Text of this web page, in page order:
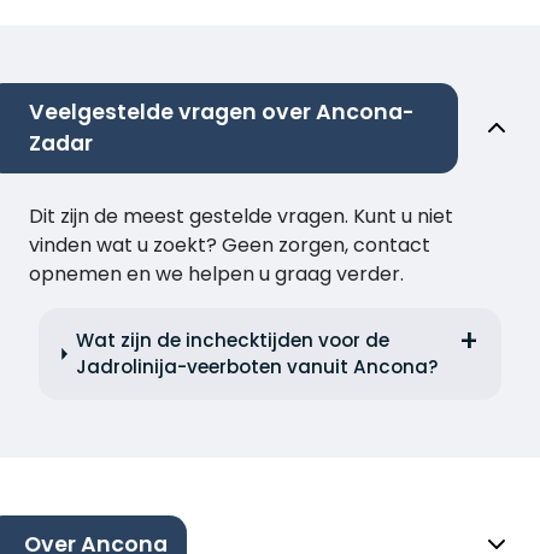
Veelgestelde vragen over Ancona-
Zadar
Dit zijn de meest gestelde vragen. Kunt u niet
vinden wat u zoekt? Geen zorgen, contact
opnemen en we helpen u graag verder.
Wat zijn de inchecktijden voor de
Jadrolinija-veerboten vanuit Ancona?
Over Ancona